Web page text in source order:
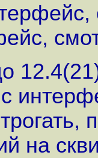
на